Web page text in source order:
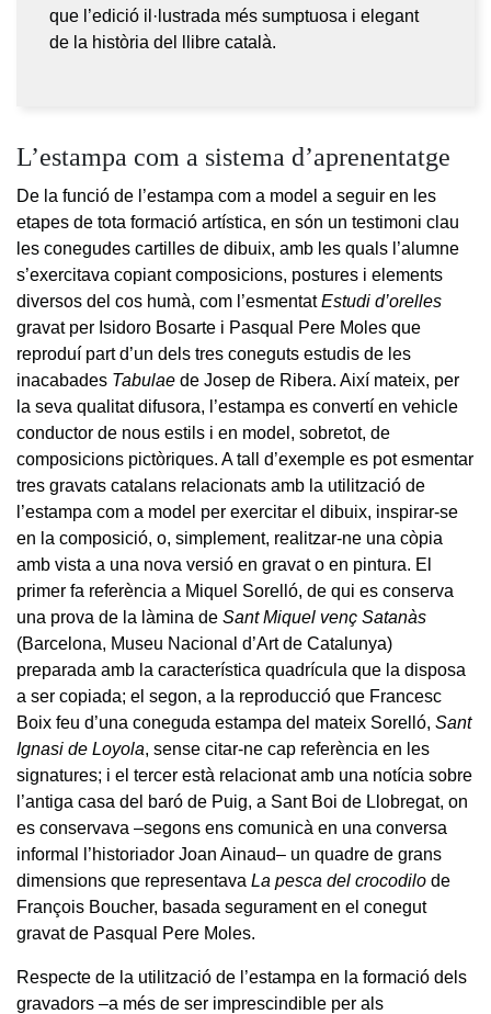
que l’edició il·lustrada més sumptuosa i elegant
de la història del llibre català.
L’estampa com a sistema d’aprenentatge
De la funció de l’estampa com a model a seguir en les
etapes de tota formació artística, en són un testimoni clau
les conegudes cartilles de dibuix, amb les quals l’alumne
s’exercitava copiant composicions, postures i elements
diversos del cos humà, com l’esmentatEstudi d’orelles
gravat per Isidoro Bosarte i Pasqual Pere Moles que
reproduí part d’un dels tres coneguts estudis de les
inacabades Tabulae de Josep de Ribera. Així mateix, per
la seva qualitat difusora, l’estampa es convertí en vehicle
conductor de nous estils i en model, sobretot, de
composicions pictòriques. A tall d’exemple es pot esmentar
tres gravats catalans relacionats amb la utilització de
l’estampa com a model per exercitar el dibuix, inspirar-se
en la composició, o, simplement, realitzar-ne una còpia
amb vista a una nova versió en gravat o en pintura. El
primer fa referència a Miquel Sorelló, de qui es conserva
una prova de la làmina de Sant Miquel venç Satanàs
(Barcelona, Museu Nacional d’Art de Catalunya)
preparada amb la característica quadrícula que la disposa
a ser copiada; el segon, a la reproducció que Francesc
Boix feu d’una coneguda estampa del mateix Sorelló, Sant
Ignasi de Loyola, sense citar-ne cap referència en les
signatures; i el tercer està relacionat amb una notícia sobre
l’antiga casa del baró de Puig, a Sant Boi de Llobregat, on
es conservava –segons ens comunicà en una conversa
informal l’historiador Joan Ainaud– un quadre de grans
dimensions que representava La pesca del crocodilo de
François Boucher, basada segurament en el conegut
gravat de Pasqual Pere Moles.
Respecte de la utilització de l’estampa en la formació dels
gravadors –a més de ser imprescindible per als